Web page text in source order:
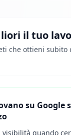
il tuo
che ottieni subito
su Google
visibilità quando